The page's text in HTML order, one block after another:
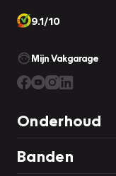
9.1/10
Mijn Vakgarage
Onderhoud
Banden